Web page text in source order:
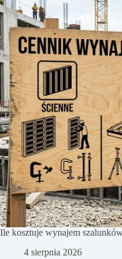
Ile kosztuje wynajem
4 sierpnia 2026